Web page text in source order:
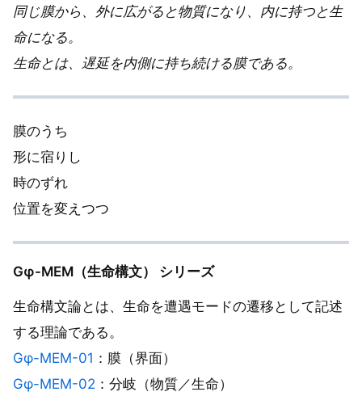
同じ膜から、外に広がると物質になり、内に持つと生
命になる。
生命とは、遅延を内側に持ち続ける膜である。
膜のうち
形に宿りし
時のずれ
位置を変えつつ
Gφ-MEM（生命構文） シリーズ
生命構文論とは、生命を遭遇モードの遷移として記述
する理論である。
Gφ-MEM-01 ：膜（界面）
Gφ-MEM-02 ：分岐（物質／生命）